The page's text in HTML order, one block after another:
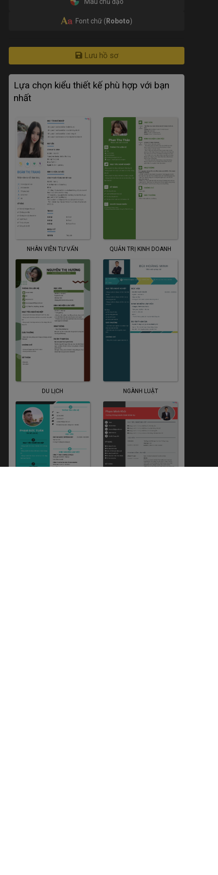
Font chữ (Roboto)
Lưu hồ sơ
Lựa chọn kiểu thiết kế phù hợp với bạn
nhất
NHÂN VIÊN TƯ VẤN QUẢN TRỊ KINH DOANH
DU LỊCH NGÀNH LUẬT